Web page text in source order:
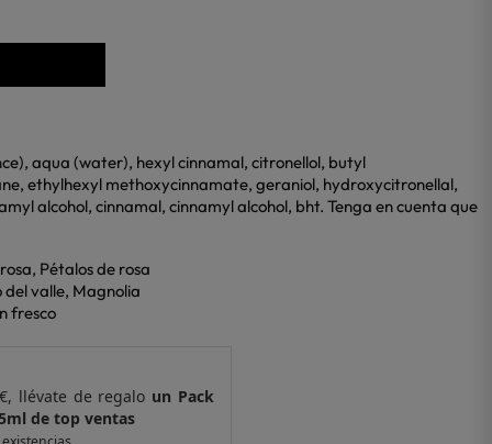
aqua (water), hexyl cinnamal, citronellol, butyl
ethylhexyl methoxycinnamate, geraniol, hydroxycitronellal,
alcohol, cinnamal, cinnamyl alcohol, bht. Tenga en cuenta que
Pétalos de rosa
del valle, Magnolia
fresco
llévate de regaloun Pack
ventas